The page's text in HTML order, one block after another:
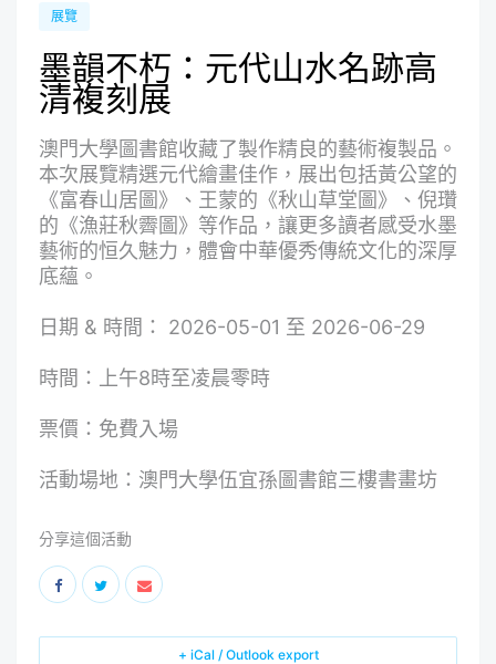
展覽
墨韻不朽：元代山水名跡高
清複刻展
澳門大學圖書館收藏了製作精良的藝術複製品。
本次展覽精選元代繪畫佳作，展出包括黃公望的
《富春山居圖》、王蒙的《秋山草堂圖》、倪瓚
的《漁莊秋霽圖》等作品，讓更多讀者感受水墨
藝術的恒久魅力，體會中華優秀傳統文化的深厚
底蘊。
日期 & 時間： 2026-05-01 至 2026-06-29
時間：上午8時至凌晨零時
票價：免費入場
活動場地：澳門大學伍宜孫圖書館三樓書畫坊
分享這個活動
+ iCal / Outlook export